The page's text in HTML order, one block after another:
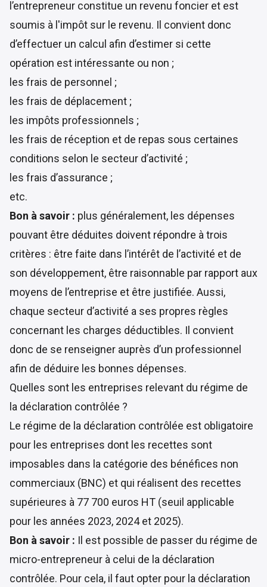
l’entrepreneur constitue un revenu foncier et est
soumis à l'impôt sur le revenu. Il convient donc
d’effectuer un calcul afin d’estimer si cette
opération est intéressante ou non ;
les frais de personnel ;
les frais de déplacement ;
les impôts professionnels ;
les frais de réception et de repas sous certaines
conditions selon le secteur d’activité ;
les frais d’assurance ;
etc.
Bon à savoir : plus généralement, les dépenses
pouvant être déduites doivent répondre à trois
critères : être faite dans l’intérêt de l’activité et de
son développement, être raisonnable par rapport aux
moyens de l’entreprise et être justifiée. Aussi,
chaque secteur d’activité a ses propres règles
concernant les charges déductibles. Il convient
donc de se renseigner auprès d’un professionnel
afin de déduire les bonnes dépenses.
Quelles sont les entreprises relevant du régime de
la déclaration contrôlée ?
Le régime de la déclaration contrôlée est obligatoire
pour les entreprises dont les recettes sont
imposables dans la catégorie des bénéfices non
commerciaux (BNC) et qui réalisent des recettes
supérieures à 77 700 euros HT (seuil applicable
pour les années 2023, 2024 et 2025).
Bon à savoir : Il est possible de passer du régime de
micro-entrepreneur à celui de la déclaration
contrôlée. Pour cela, il faut opter pour la déclaration